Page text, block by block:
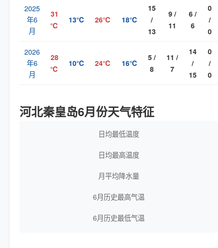
2025
年6
月
31
℃
13℃ 26℃ 18℃
15
/
13
9 /
11
6 /
6
0
/
0
2026
年6
月
28
℃
10℃ 24℃ 16℃
5 /
8
11 /
7
14
/
15
0
/
0
河北秦皇岛6月份天气特征
日均最低温度
日均最高温度
月平均降水量
6月历史最高气温
6月历史最低气温